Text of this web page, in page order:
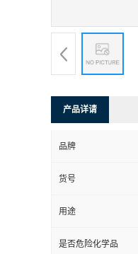
产品详请
品牌
货号
用途
是否危险化学品